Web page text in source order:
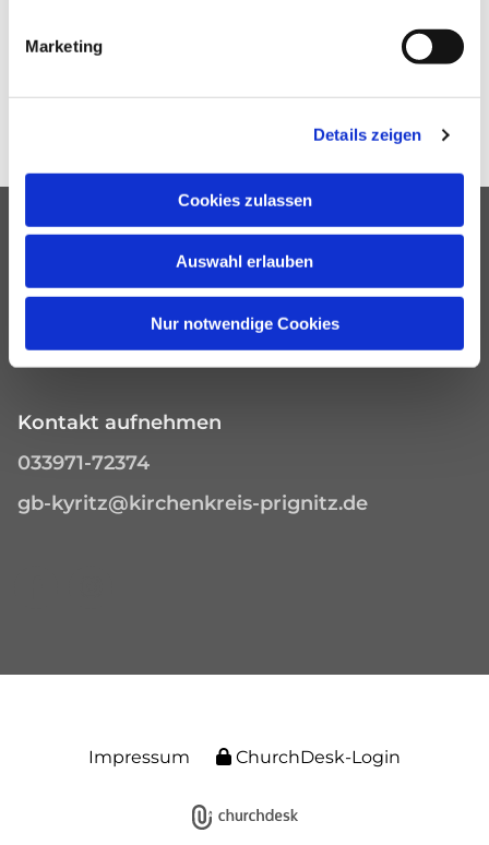
Marketing
Details zeigen
Cookies zulassen
Auswahl erlauben
Nur notwendige Cookies
Johann-Sebastian-Bach-Straße 51
Kontakt aufnehmen
033971-72374
gb-kyritz@kirchenkreis-prignitz.de
Impressum ChurchDesk-Login